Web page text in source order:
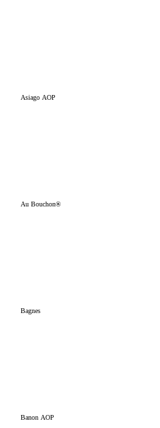
Asiago AOP
Au Bouchon®
Bagnes
Banon AOP